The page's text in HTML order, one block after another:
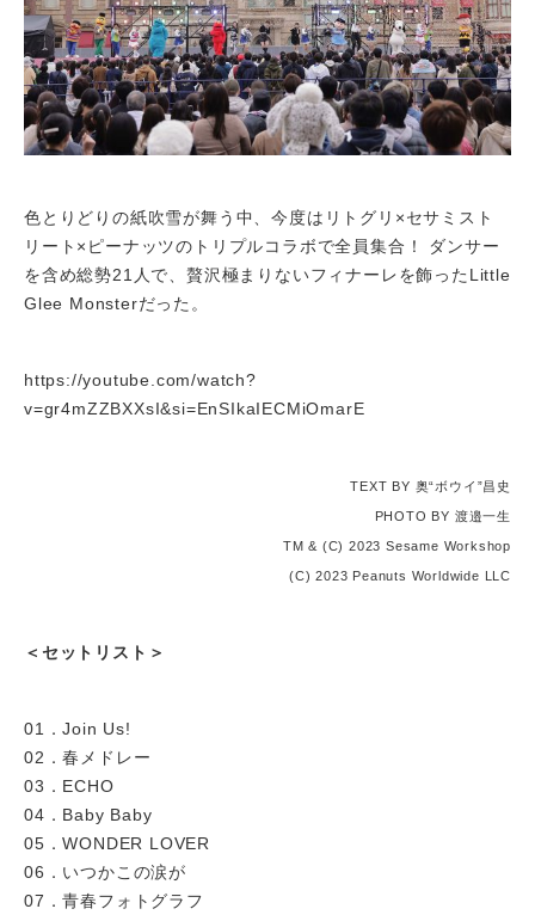
色とりどりの紙吹雪が舞う中、今度はリトグリ×セサミスト
リート×ピーナッツのトリプルコラボで全員集合！ ダンサー
を含め総勢21人で、贅沢極まりないフィナーレを飾ったLittle
Glee Monsterだった。
https://youtube.com/watch?
v=gr4mZZBXXsI&si=EnSIkaIECMiOmarE
TEXT BY 奥“ボウイ”昌史
PHOTO BY 渡邉一生
TM & (C) 2023 Sesame Workshop
(C) 2023 Peanuts Worldwide LLC
＜セットリスト＞
01．Join Us!
02．春メドレー
03．ECHO
04．Baby Baby
05．WONDER LOVER
06．いつかこの涙が
07．⻘春フォトグラフ